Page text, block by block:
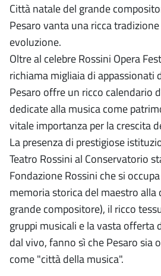
Città natale del grande
Pesaro vanta una ricca
evoluzione.
Oltre al celebre Rossini Opera
richiama migliaia di appassionati
Pesaro offre un ricco calendario
dedicate alla musica come
vitale importanza per la crescita
La presenza di prestigiose
Teatro Rossini al Conservatorio
Fondazione Rossini che si
memoria storica del maestro alla
grande compositore), il ricco
gruppi musicali e la vasta offerta
dal vivo, fanno sì che Pesaro sia
come "città della musica".